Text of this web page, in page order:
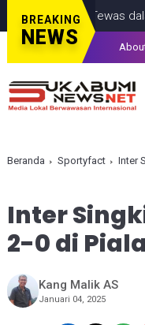
BREAKING
NEWS
Anak, Tewas dalam
Beranda Sportyfact Inter
Inter
2-0 di
Kang Malik AS
Januari 04, 2025